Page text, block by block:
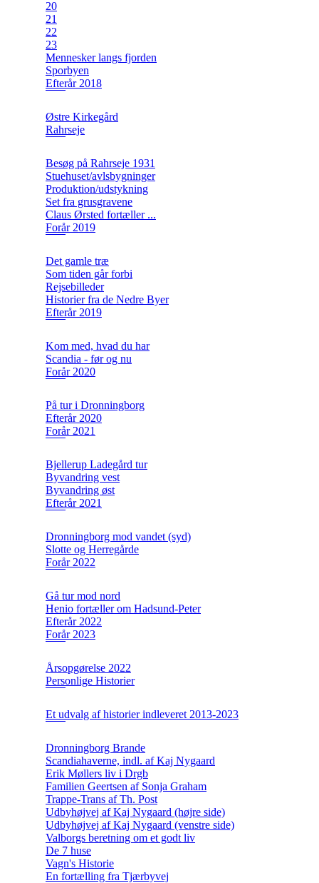
20
21
22
23
Mennesker langs fjorden
Sporbyen
Efterår 2018
Østre Kirkegård
Rahrseje
Besøg på Rahrseje 1931
Stuehuset/avlsbygninger
Produktion/udstykning
Set fra grusgravene
Claus Ørsted fortæller ...
Forår 2019
Det gamle træ
Som tiden går forbi
Rejsebilleder
Historier fra de Nedre Byer
Efterår 2019
Kom med, hvad du har
Scandia - før og nu
Forår 2020
På tur i Dronningborg
Efterår 2020
Forår 2021
Bjellerup Ladegård tur
Byvandring vest
Byvandring øst
Efterår 2021
Dronningborg mod vandet (syd)
Slotte og Herregårde
Forår 2022
Gå tur mod nord
Henio fortæller om Hadsund-Peter
Efterår 2022
Forår 2023
Årsopgørelse 2022
Personlige Historier
Et udvalg af historier indleveret 2013-2023
Dronningborg Brande
Scandiahaverne, indl. af Kaj Nygaard
Erik Møllers liv i Drgb
Familien Geertsen af Sonja Graham
Trappe-Trans af Th. Post
Udbyhøjvej af Kaj Nygaard (højre side)
Udbyhøjvej af Kaj Nygaard (venstre side)
Valborgs beretning om et godt liv
De 7 huse
Vagn's Historie
En fortælling fra Tjærbyvej